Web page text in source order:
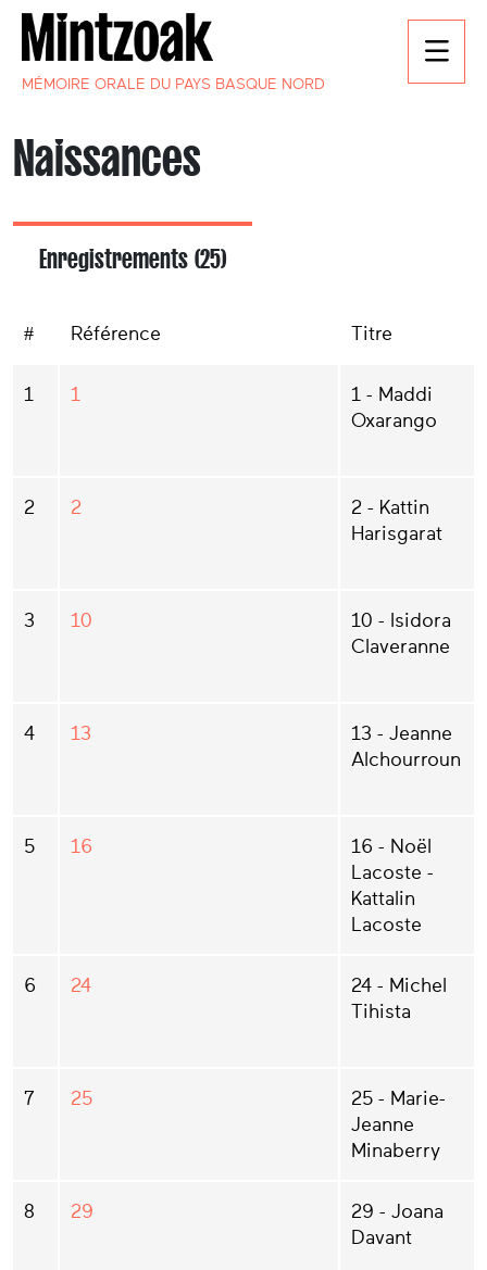
MÉMOIRE ORALE DU PAYS BASQUE NORD
Naissances
Enregistrements (25)
# Référence Titre
1 1
1 - Maddi
Oxarango
2 2
2 - Kattin
Harisgarat
3 10
10 - Isidora
Claveranne
4 13
13 - Jeanne
Alchourroun
5 16
16 - Noël
Lacoste -
Kattalin
Lacoste
6 24
24 - Michel
Tihista
7 25
25 - Marie-
Jeanne
Minaberry
8 29
29 - Joana
Davant